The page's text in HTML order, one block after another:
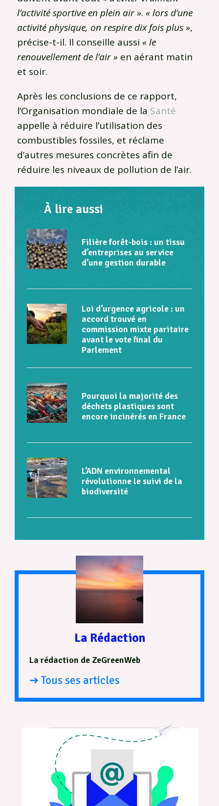
l’activité sportive en plein air ». « lors d’une
activité physique, on respire dix fois plus »,
précise-t-il. Il conseille aussi « le
renouvellement de l’air » en aérant matin
et soir.
Après les conclusions de ce rapport,
l’Organisation mondiale de la Santé
appelle à réduire l’utilisation des
combustibles fossiles, et réclame
d’autres mesures concrètes afin de
réduire les niveaux de pollution de l’air.
À lire aussi
Filière forêt-bois : un tissu
d’entreprises au service
d’une gestion durable
Loi d’urgence agricole : un
accord trouvé en
commission mixte paritaire
avant le vote final du
Parlement
Pourquoi la majorité des
déchets plastiques sont
encore incinérés en France
L’ADN environnemental
révolutionne le suivi de la
biodiversité
La Rédaction
La rédaction de ZeGreenWeb
➔ Tous ses articles